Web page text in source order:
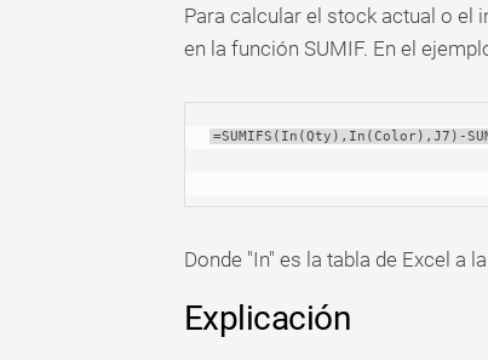
Para calcular el stock actual o el
en la función SUMIF. En el
=SUMIFS(In(Qty),In(Color),J7)-
Donde "In" es la tabla de Excel a
Explicación